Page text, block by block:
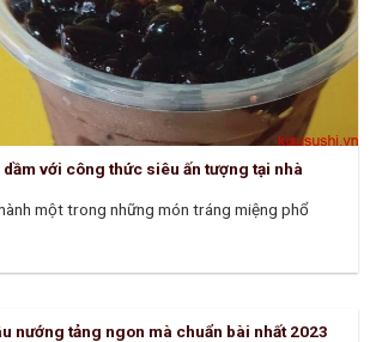
với công thức siêu ấn tượng tại nhà
một trong những món tráng miệng phổ
nướng tảng ngon mà chuẩn bài nhất 2023